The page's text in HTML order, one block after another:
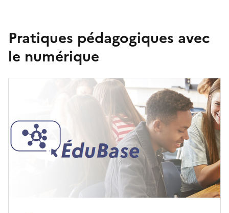
Pratiques pédagogiques avec
le numérique